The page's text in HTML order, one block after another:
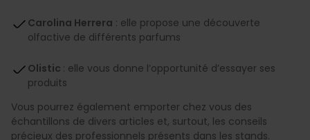
Carolina Herrera : elle propose une découverte
olfactive de différents parfums
Olistic : elle vous donne l’opportunité d’essayer ses
produits
Vous pourrez également emporter chez vous des
échantillons de divers articles et, surtout, les conseils
précieux des professionnels présents dans les stands.